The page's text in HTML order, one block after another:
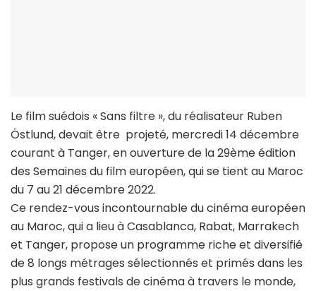
Le film suédois « Sans filtre », du réalisateur Ruben
Östlund, devait être projeté, mercredi 14 décembre
courant à Tanger, en ouverture de la 29ème édition
des Semaines du film européen, qui se tient au Maroc
du 7 au 21 décembre 2022.
Ce rendez-vous incontournable du cinéma européen
au Maroc, qui a lieu à Casablanca, Rabat, Marrakech
et Tanger, propose un programme riche et diversifié
de 8 longs métrages sélectionnés et primés dans les
plus grands festivals de cinéma à travers le monde,